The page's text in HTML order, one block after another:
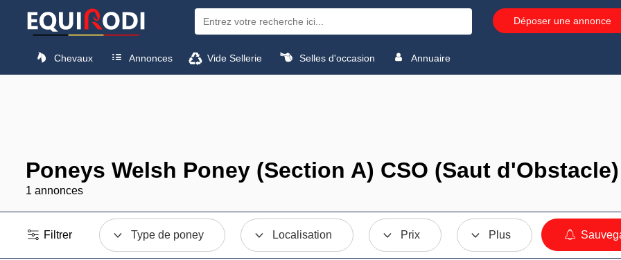
Déposer une annonce
Chevaux Annonces Vide Sellerie Selles d'occasion Annuaire
Poneys Welsh Poney (Section A) CSO (Saut
1 annonces
Filtrer Type de poney Localisation Prix Plus